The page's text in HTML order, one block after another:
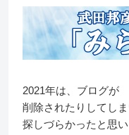
2021年は、ブログが
削除されたりしてし
探しづらかったと思い